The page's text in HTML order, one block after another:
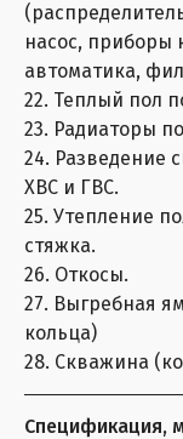
насос, приборы
автоматика,
22. Теплый пол
23. Радиаторы
24. Разведение
ХВС и ГВС.
25. Утепление
стяжка.
26. Откосы.
27. Выгребная
кольца)
28. Скважина
Спецификация,